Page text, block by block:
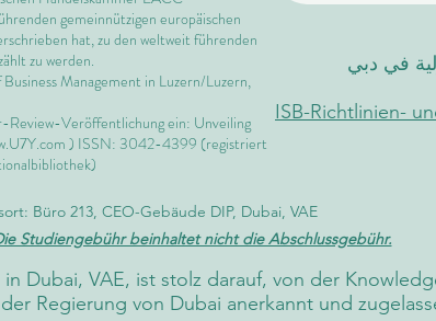
gemeinnützigen europäischen
hat, zu den weltweit führenden
zu werden.
Management in Luzern/Luzern,
Review-Veröffentlichung ein: Unveiling
) ISSN: 3042-4399 (registriert
في دبي
ISB-Richtlinien-
Büro 213, CEO-Gebäude DIP, Dubai, VAE
Studiengebühr beinhaltet nicht die Abschlussgebühr.
Dubai, VAE, ist stolz darauf, von der
Regierung von Dubai anerkannt und